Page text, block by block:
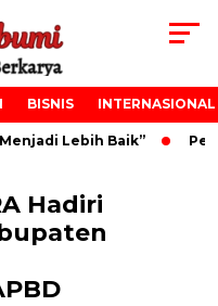
BISNIS INTERNASIONAL
Lebih Baik”
Hadiri